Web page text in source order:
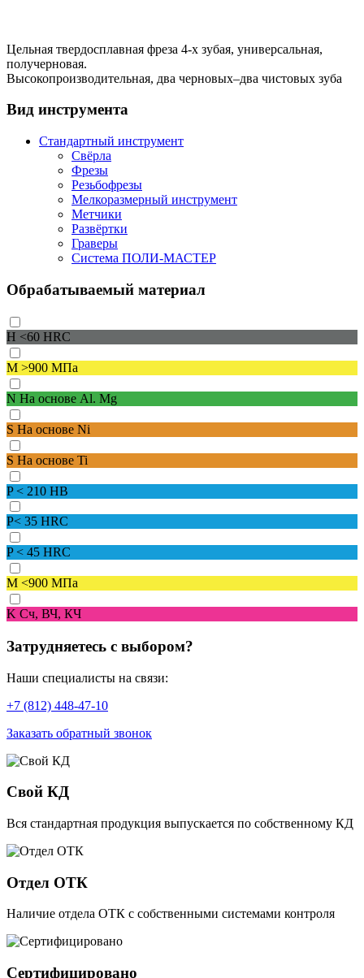
Цельная твердосплавная фреза 4-х зубая, универсальная,
получерновая.
Высокопроизводительная, два черновых–два чистовых зуба
Вид инструмента
Стандартный инструмент
Свёрла
Фрезы
Резьбофрезы
Мелкоразмерный инструмент
Метчики
Развёртки
Граверы
Система ПОЛИ-МАСТЕР
Обрабатываемый материал
H <60 HRC
M >900 МПа
N На основе Al. Mg
S На основе Ni
S На основе Ti
P< 210 HB
P< 35 HRC
P< 45 HRC
M <900 МПа
K Сч, ВЧ, КЧ
Затрудняетесь с выбором?
Наши специалисты на связи:
+7 (812) 448-47-10
Заказать обратный звонок
Свой КД
Вся стандартная продукция выпускается по собственному КД
Отдел ОТК
Наличие отдела ОТК с собственными системами контроля
Сертифицировано